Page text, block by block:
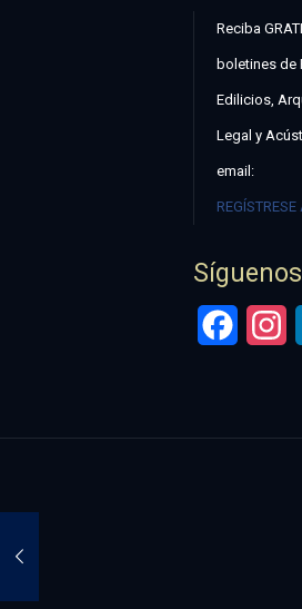
Reciba
boletines de
Edilicios,
Legal y
email:
REGÍSTRESE
Síguenos